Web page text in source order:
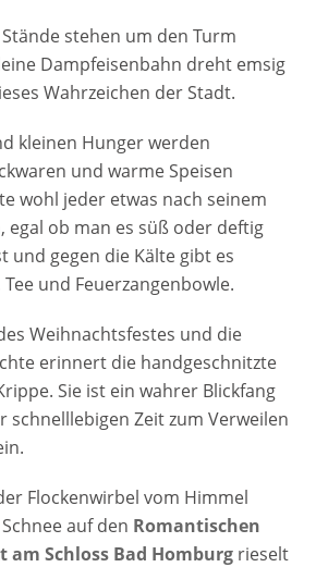
stehen um den Turm
Dampfeisenbahn dreht emsig
Wahrzeichen der Stadt.
kleinen Hunger werden
und warme Speisen
wohl jeder etwas nach seinem
egal ob man es süß oder deftig
und gegen die Kälte gibt es
und Feuerzangenbowle.
Weihnachtsfestes und die
erinnert die handgeschnitzte
Sie ist ein wahrer Blickfang
schnelllebigen Zeit zum Verweilen
Flockenwirbel vom Himmel
auf den Romantischen
Schloss Bad Homburg rieselt